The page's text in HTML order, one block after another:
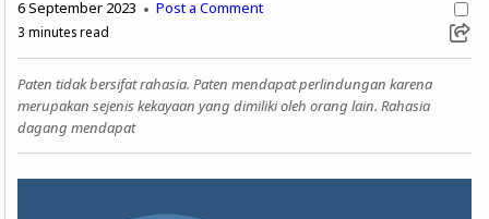
6 September 2023 Post a Comment
3 minutes read
Paten tidak bersifat rahasia. Paten mendapat perlindungan karena
merupakan sejenis kekayaan yang dimiliki oleh orang lain. Rahasia
dagang mendapat